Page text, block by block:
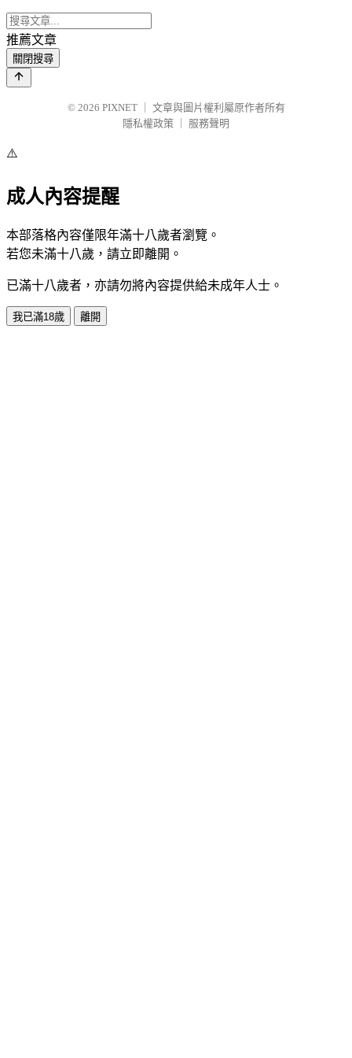
推薦文章
關閉搜尋
© 2026 PIXNET
文章與圖片權利屬原作者所有
隱私權政策
服務聲明
⚠️
成人內容提醒
本部落格內容僅限年滿十八歲者瀏覽。
若您未滿十八歲，請立即離開。
已滿十八歲者，亦請勿將內容提供給未成年人士。
我已滿18歲 離開